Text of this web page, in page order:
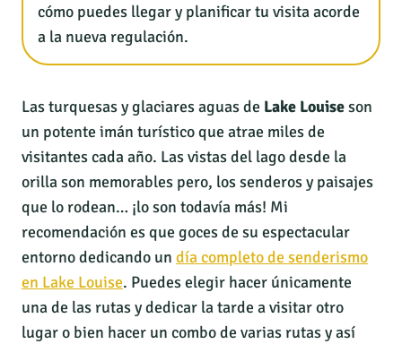
cómo puedes llegar y planificar tu visita acorde
a la nueva regulación.
Las turquesas y glaciares aguas de Lake Louiseson
un potente imán turístico que atrae miles de
visitantes cada año. Las vistas del lago desde la
orilla son memorables pero, los senderos y paisajes
que lo rodean… ¡lo son todavía más! Mi
recomendación es que goces de su espectacular
entorno dedicando un día completo de senderismo
en Lake Louise. Puedes elegir hacer únicamente
una de las rutas y dedicar la tarde a visitar otro
lugar o bien hacer un combo de varias rutas y así